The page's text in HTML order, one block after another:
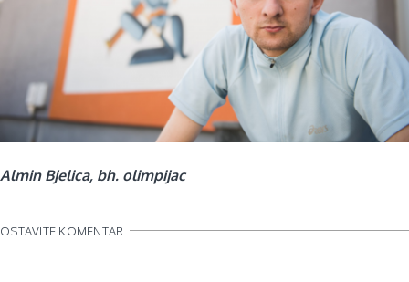
Almin Bjelica, bh. olimpijac
OSTAVITE KOMENTAR